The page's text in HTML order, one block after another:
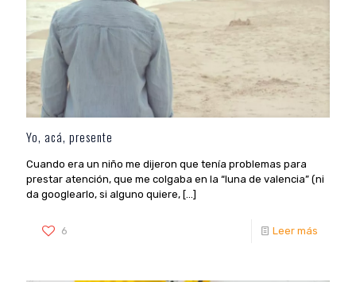
Yo, acá, presente
Cuando era un niño me dijeron que tenía problemas para
prestar atención, que me colgaba en la “luna de valencia” (ni
da googlearlo, si alguno quiere, […]
6 Leer más